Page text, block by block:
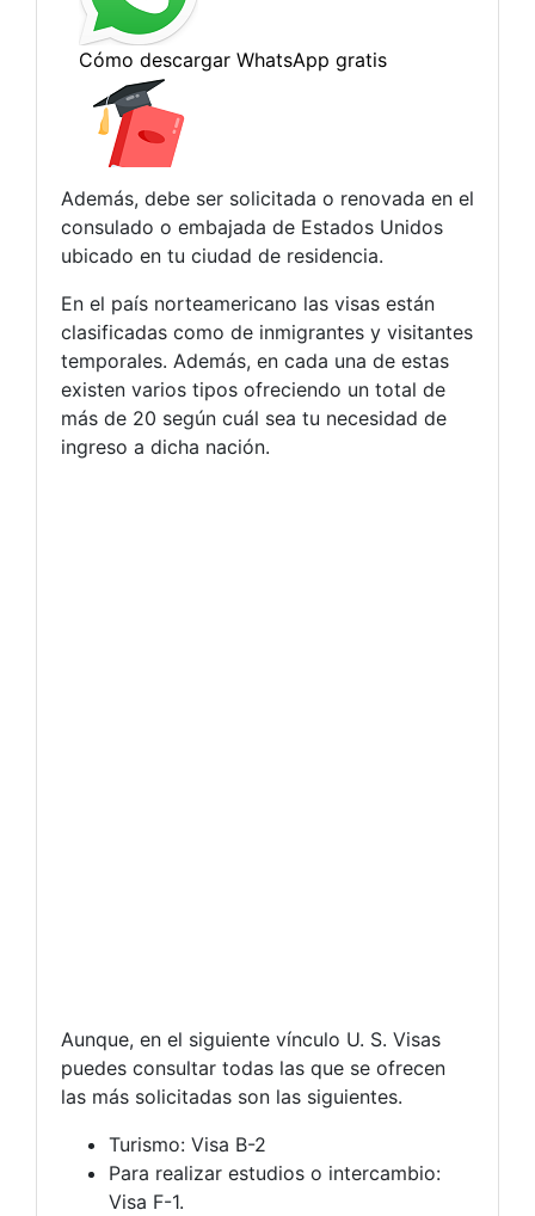
Además, debe ser solicitada o renovada en el
consulado o embajada de Estados Unidos
ubicado en tu ciudad de residencia.
En el país norteamericano las visas están
clasificadas como de inmigrantes y visitantes
temporales. Además, en cada una de estas
existen varios tipos ofreciendo un total de
más de 20 según cuál sea tu necesidad de
ingreso a dicha nación.
Aunque, en el siguiente vínculo U. S. Visas
puedes consultar todas las que se ofrecen
las más solicitadas son las siguientes.
Turismo: Visa B-2
Para realizar estudios o intercambio:
Visa F-1.